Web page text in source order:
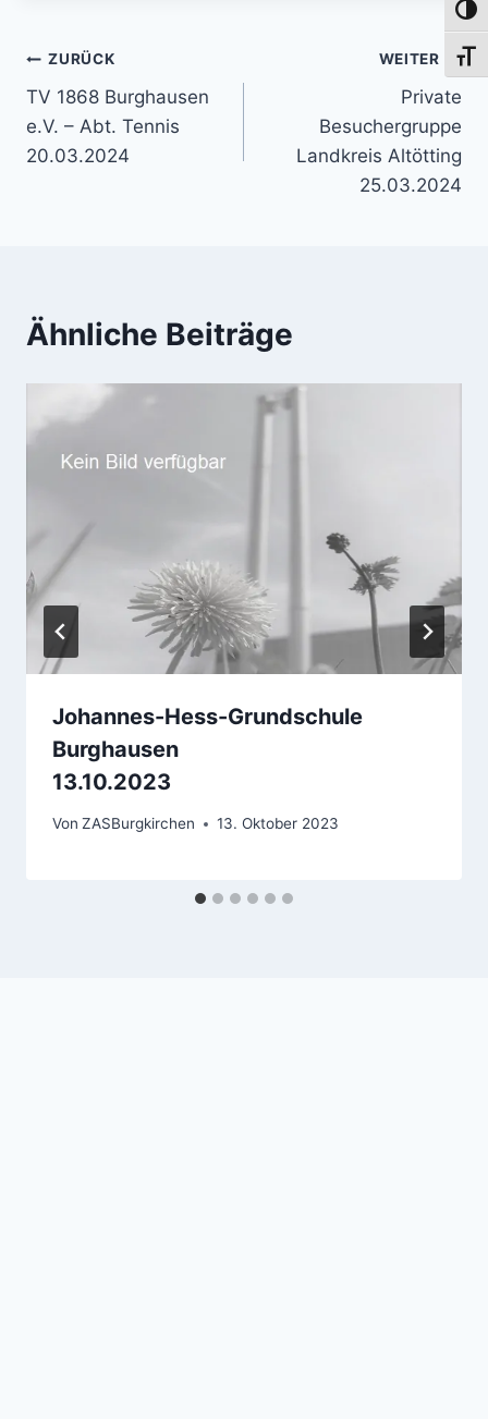
Beitragsnavigation
ZURÜCK
TV 1868 Burghausen
e.V. – Abt. Tennis
20.03.2024
WEITER
Private
Besuchergruppe
Landkreis Altötting
25.03.2024
Ähnliche Beiträge
Johannes-Hess-Grundschule
Burghausen
13.10.2023
Von ZASBurgkirchen 13. Oktober 2023